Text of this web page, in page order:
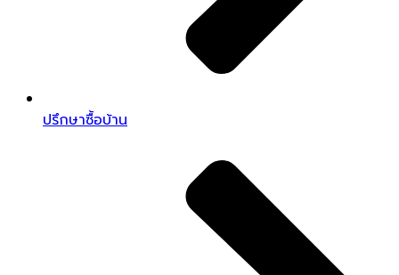
ปรึกษาซื้อบ้าน